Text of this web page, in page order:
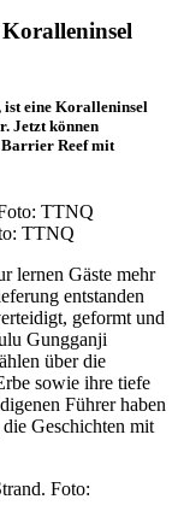
eine Koralleninsel
Jetzt können
Reef mit
TTNQ
lernen Gäste mehr
entstanden
geformt und
Gungganji
über die
sowie ihre tiefe
Führer haben
Geschichten mit